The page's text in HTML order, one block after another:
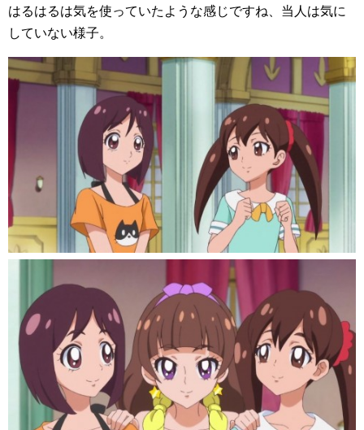
はるはるは気を使っていたような感じですね、当人は気に
していない様子。